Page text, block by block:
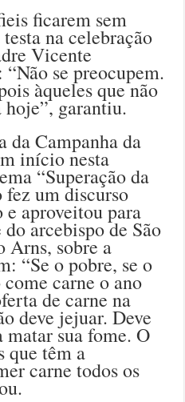
ficarem sem
na celebração
Vicente
se preocupem.
àqueles que não
garantiu.
da Campanha da
início nesta
“Superação da
um discurso
aproveitou para
arcebispo de São
Arns, sobre a
“Se o pobre, se o
carne o ano
de carne na
deve jejuar. Deve
matar sua fome. O
que têm a
carne todos os